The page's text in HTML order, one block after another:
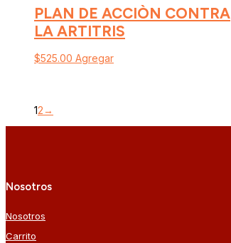
PLAN DE ACCIÒN CONTRA
LA ARTITRIS
$525.00 Agregar
12→
Nosotros
Nosotros
Carrito